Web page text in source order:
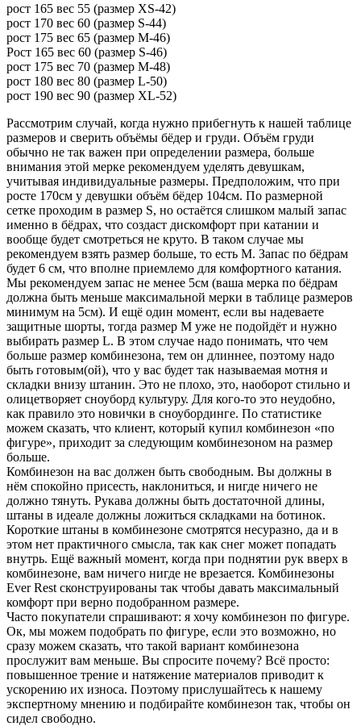
рост 165 вес 55 (размер XS-42)
рост 170 вес 60 (размер S-44)
рост 175 вес 65 (размер M-46)
Рост 165 вес 60 (размер S-46)
рост 175 вес 70 (размер M-48)
рост 180 вес 80 (размер L-50)
рост 190 вес 90 (размер XL-52)
Рассмотрим случай, когда нужно прибегнуть к нашей таблице
размеров и сверить объёмы бёдер и груди. Объём груди
обычно не так важен при определении размера, больше
внимания этой мерке рекомендуем уделять девушкам,
учитывая индивидуальные размеры. Предположим, что при
росте 170см у девушки объём бёдер 104см. По размерной
сетке проходим в размер S, но остаётся слишком малый запас
именно в бёдрах, что создаст дискомфорт при катании и
вообще будет смотреться не круто. В таком случае мы
рекомендуем взять размер больше, то есть M. Запас по бёдрам
будет 6 см, что вполне приемлемо для комфортного катания.
Мы рекомендуем запас не менее 5см (ваша мерка по бёдрам
должна быть меньше максимальной мерки в таблице размеров
минимум на 5см). И ещё один момент, если вы надеваете
защитные шорты, тогда размер M уже не подойдёт и нужно
выбирать размер L. В этом случае надо понимать, что чем
больше размер комбинезона, тем он длиннее, поэтому надо
быть готовым(ой), что у вас будет так называемая мотня и
складки внизу штанин. Это не плохо, это, наоборот стильно и
олицетворяет сноуборд культуру. Для кого-то это неудобно,
как правило это новички в сноубординге. По статистике
можем сказать, что клиент, который купил комбинезон «по
фигуре», приходит за следующим комбинезоном на размер
больше.
Комбинезон на вас должен быть свободным. Вы должны в
нём спокойно присесть, наклониться, и нигде ничего не
должно тянуть. Рукава должны быть достаточной длины,
штаны в идеале должны ложиться складками на ботинок.
Короткие штаны в комбинезоне смотрятся несуразно, да и в
этом нет практичного смысла, так как снег может попадать
внутрь. Ещё важный момент, когда при поднятии рук вверх в
комбинезоне, вам ничего нигде не врезается. Комбинезоны
Ever Rest сконструированы так чтобы давать максимальный
комфорт при верно подобранном размере.
Часто покупатели спрашивают: я хочу комбинезон по фигуре.
Ок, мы можем подобрать по фигуре, если это возможно, но
сразу можем сказать, что такой вариант комбинезона
прослужит вам меньше. Вы спросите почему? Всё просто:
повышенное трение и натяжение материалов приводит к
ускорению их износа. Поэтому прислушайтесь к нашему
экспертному мнению и подбирайте комбинезон так, чтобы он
сидел свободно.